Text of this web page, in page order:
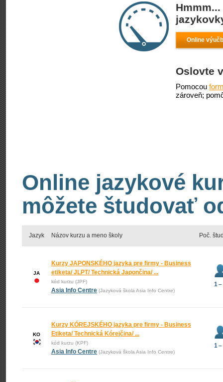
Online
Oslovte
Pomocou
zároveň;
Online jazykové
môžete študovať
Jazyk Názov kurzu a meno školy Poč.
JA
Kurzy JAPONSKÉHO jazyka pre firmy - Business
etiketa/ JLPT/ Technická Japončina/ ...
kód kurzu (JPF)
Asia Info Centre (Jazyková škola Asia Info Centre)
1 –
KO
Kurzy KÓREJSKÉHO jazyka pre firmy - Business
Etiketa/ Technická Kórejčina/ ...
kód kurzu (KPF)
Asia Info Centre (Jazyková škola Asia Info Centre)
1 –